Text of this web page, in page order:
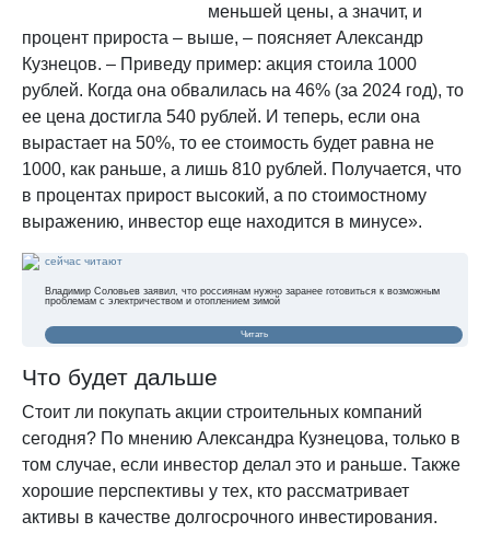
меньшей цены, а значит, и
процент прироста – выше, – поясняет Александр
Кузнецов. – Приведу пример: акция стоила 1000
рублей. Когда она обвалилась на 46% (за 2024 год), то
ее цена достигла 540 рублей. И теперь, если она
вырастает на 50%, то ее стоимость будет равна не
1000, как раньше, а лишь 810 рублей. Получается, что
в процентах прирост высокий, а по стоимостному
выражению, инвестор еще находится в минусе».
сейчас читают
Владимир Соловьев заявил, что россиянам нужно заранее готовиться к возможным
проблемам с электричеством и отоплением зимой
Читать
Что будет дальше
Стоит ли покупать акции строительных компаний
сегодня? По мнению Александра Кузнецова, только в
том случае, если инвестор делал это и раньше. Также
хорошие перспективы у тех, кто рассматривает
активы в качестве долгосрочного инвестирования.